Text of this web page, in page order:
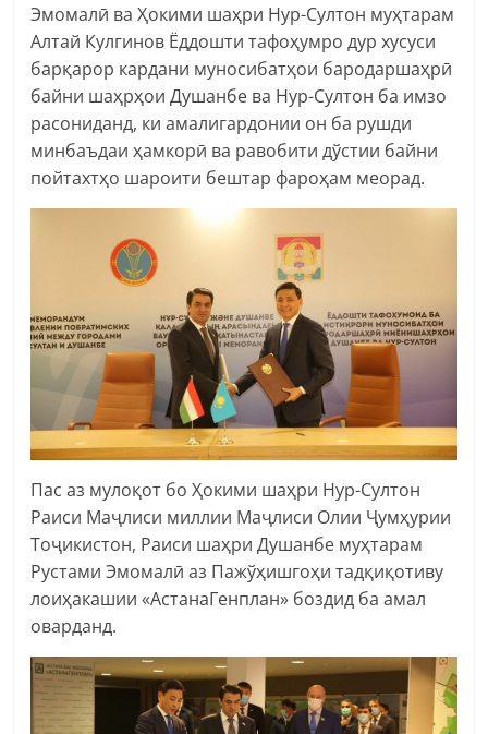
Эмомалӣ ва Ҳокими шаҳри Нур-Султон муҳтарам
Алтай Кулгинов Ёддошти тафоҳумро дур хусуси
барқарор кардани муносибатҳои бародаршаҳрӣ
байни шаҳрҳои Душанбе ва Нур-Султон ба имзо
расониданд, ки амалигардонии он ба рушди
минбаъдаи ҳамкорӣ ва равобити дўстии байни
пойтахтҳо шароити бештар фароҳам меорад.
Пас аз мулоқот бо Ҳокими шаҳри Нур-Султон
Раиси Маҷлиси миллии Маҷлиси Олии Ҷумҳурии
Тоҷикистон, Раиси шаҳри Душанбе муҳтарам
Рустами Эмомалӣ аз Пажўҳишгоҳи тадқиқотиву
лоиҳакашии «АстанаГенплан» боздид ба амал
оварданд.